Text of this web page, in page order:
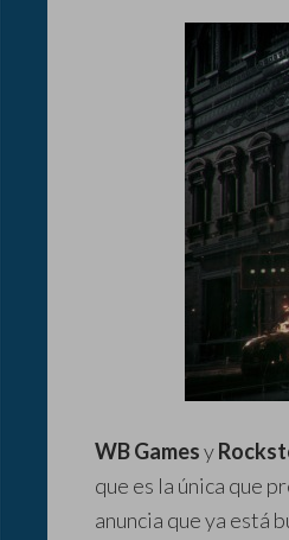
WB Gamesy
que es la única que
anuncia que ya está